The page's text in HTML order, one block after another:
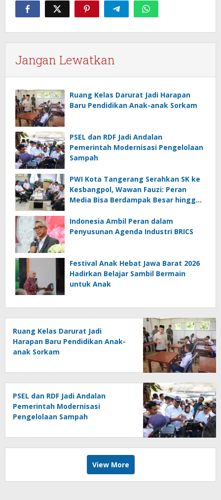
Jangan Lewatkan
Ruang Kelas Darurat Jadi Harapan
Baru Pendidikan Anak-anak Sorkam
PSEL dan RDF Jadi Andalan
Pemerintah Modernisasi Pengelolaan
Sampah
PWI Kota Tangerang Serahkan SK ke
Kesbangpol, Wawan Fauzi: Peran
Media Bisa Berdampak Besar hingga
Indonesia Ambil Peran dalam
Penyusunan Agenda Industri BRICS
Festival Anak Hebat Jawa Barat 2026
Hadirkan Belajar Sambil Bermain
untuk Anak
Ruang Kelas Darurat Jadi
Harapan Baru Pendidikan Anak-
anak Sorkam
PSEL dan RDF Jadi Andalan
Pemerintah Modernisasi
Pengelolaan Sampah
View More